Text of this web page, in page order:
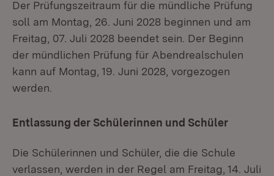
Der Prüfungszeitraum für die mündliche Prüfung
soll am Montag, 26. Juni 2028 beginnen und am
Freitag, 07. Juli 2028 beendet sein. Der Beginn
der mündlichen Prüfung für Abendrealschulen
kann auf Montag, 19. Juni 2028, vorgezogen
werden.
Entlassung der Schülerinnen und Schüler
Die Schülerinnen und Schüler, die die Schule
verlassen, werden in der Regel am Freitag, 14. Juli